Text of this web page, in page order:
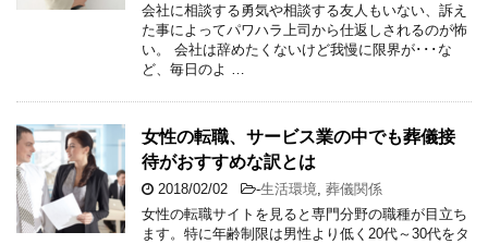
会社に相談する勇気や相談する友人もいない、訴え
た事によってパワハラ上司から仕返しされるのが怖
い。 会社は辞めたくないけど我慢に限界が･･･な
ど、毎日のよ …
女性の転職、サービス業の中でも葬儀接
待がおすすめな訳とは
2018/02/02 -生活環境, 葬儀関係
女性の転職サイトを見ると専門分野の職種が目立ち
ます。特に年齢制限は男性より低く20代～30代をタ